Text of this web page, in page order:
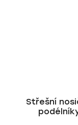
Střešní